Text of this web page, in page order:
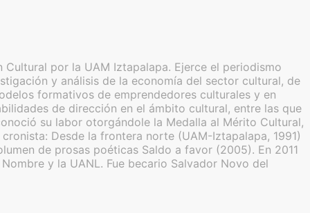
por la UAM Iztapalapa. Ejerce el periodismo
y análisis de la economía del sector cultural, de
formativos de emprendedores culturales y en
de dirección en el ámbito cultural, entre las que
su labor otorgándole la Medalla al Mérito Cultural,
Desde la frontera norte (UAM-Iztapalapa, 1991)
de prosas poéticas Saldo a favor (2005). En 2011
y la UANL. Fue becario Salvador Novo del